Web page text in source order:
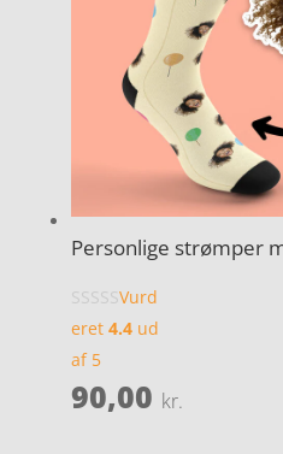
Personlige strømper
Vurd
eret 4.4ud
af 5
90,00 kr.